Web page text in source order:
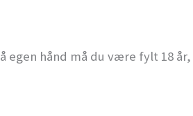
egen hånd må du være fylt 18